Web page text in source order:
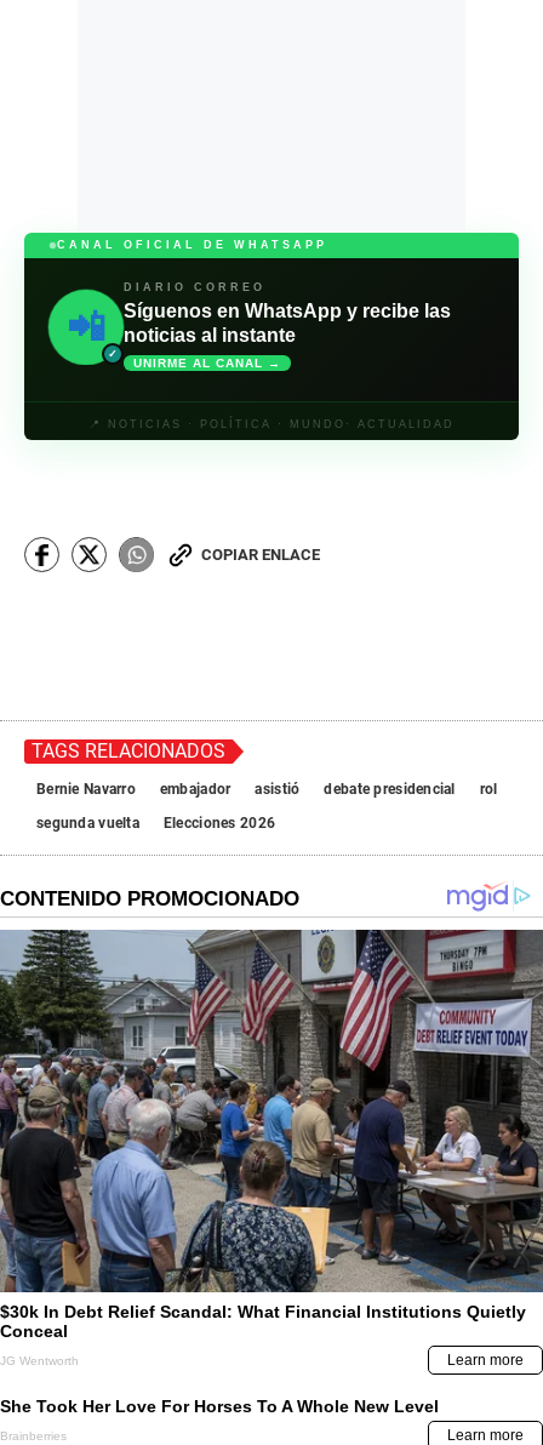
CANAL OFICIAL DE WHATSAPP
📲
✓
DIARIO CORREO
Síguenos en WhatsApp y recibe las
noticias al instante
UNIRME AL CANAL →
📍 NOTICIAS · POLÍTICA · MUNDO· ACTUALIDAD
COPIAR ENLACE
TAGS RELACIONADOS
Bernie Navarro embajador asistió debate presidencial
rol
segunda vuelta
Elecciones 2026